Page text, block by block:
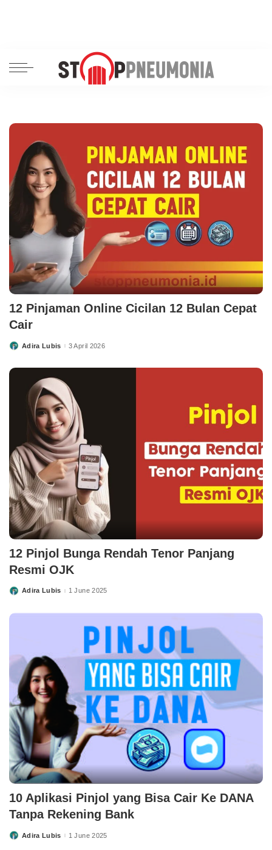
12 Pinjaman Online Cicilan 12 Bulan Cepat
Cair
PostedAdira Lubis 3 April 2026
12 Pinjol Bunga Rendah Tenor Panjang
Resmi OJK
PostedAdira Lubis 1 June 2025
10 Aplikasi Pinjol yang Bisa Cair Ke DANA
Tanpa Rekening Bank
PostedAdira Lubis 1 June 2025